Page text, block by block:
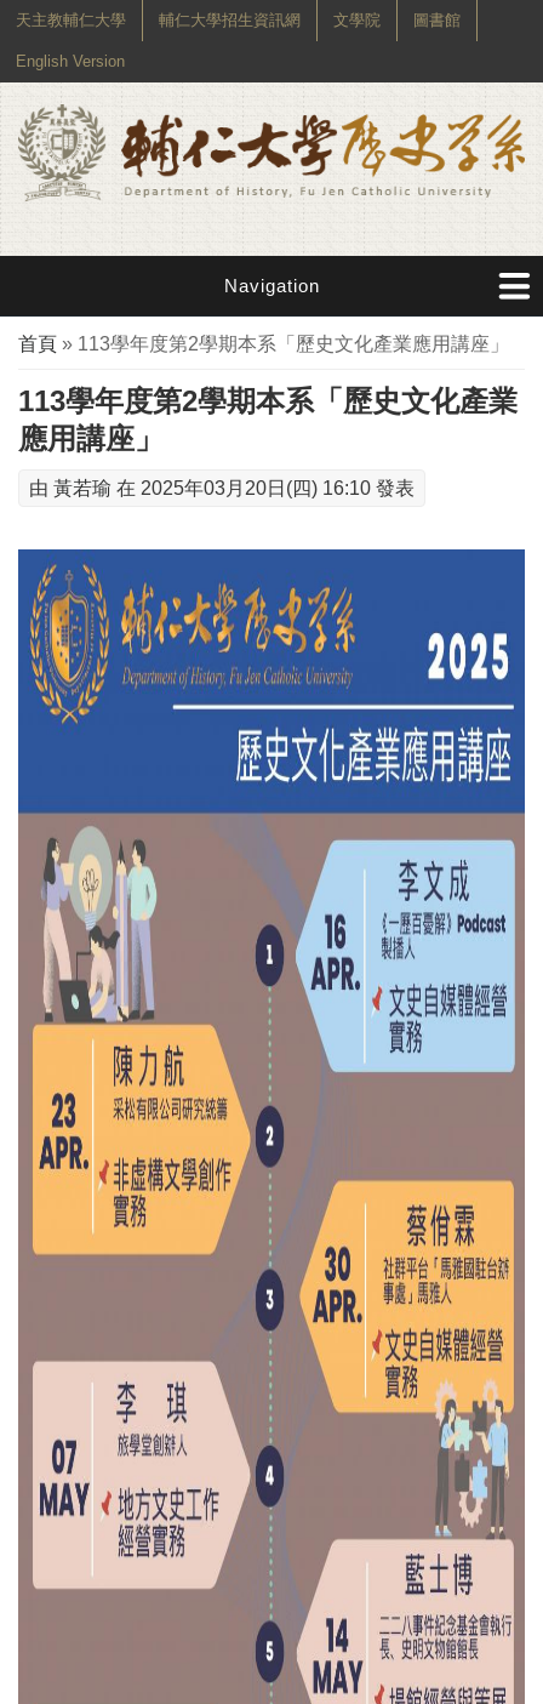
天主教輔仁大學 輔仁大學招生資訊網 文學院 圖書館
English Version
Navigation
您在這裡
首頁 » 113學年度第2學期本系「歷史文化產業應用講座」
113學年度第2學期本系「歷史文化產業
應用講座」
由 黃若瑜 在 2025年03月20日(四) 16:10 發表